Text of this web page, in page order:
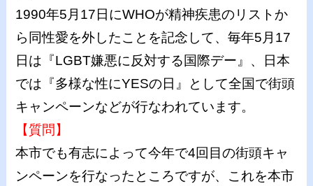
1990年5月17日にWHOが精神疾患のリストか
ら同性愛を外したことを記念して、毎年5月17
日は『LGBT嫌悪に反対する国際デー』、日本
では『多様な性にYESの日』として全国で街頭
キャンペーンなどが行なわれています。
【質問】
本市でも有志によって今年で4回目の街頭キャ
ンペーンを行なったところですが、これを本市